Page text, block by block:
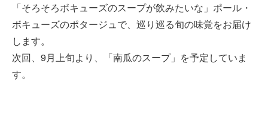
「そろそろボキューズのスープが飲みたいな」ポール・
ボキューズのポタージュで、巡り巡る旬の味覚をお届け
します。
次回、9月上旬より、「南瓜のスープ」を予定していま
す。